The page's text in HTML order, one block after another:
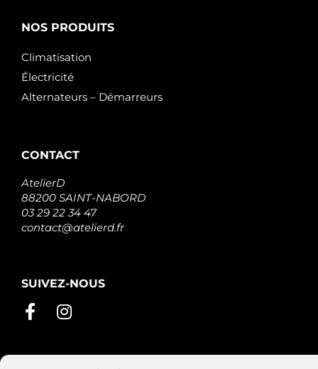
NOS PRODUITS
Climatisation
Électricité
Alternateurs – Démarreurs
CONTACT
AtelierD
88200 SAINT-NABORD
03 29 22 34 47
contact@atelierd.fr
SUIVEZ-NOUS